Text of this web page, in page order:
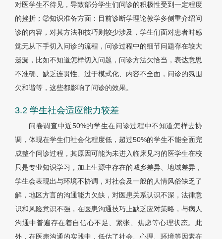
对医学生不待见，导致部分学生们问诊的积极性受到一定程度
的挫折；②知识准备方面：目前诊断学理论教学多侧重介绍问
诊的内容，对其方法和技巧则较少涉及，学生们面对患者时感
觉无从下手切入问诊的流程，问诊过程中的细节问题存在较大
遗漏，比如不知道怎样切入问题，问诊方法欠恰当，表达意思
不准确、缺乏连贯性、过于模式化、内容不全面，问诊的氛围
欠和谐等，这些都影响了问诊的效果。
3.2 学生社会适应能力较差
问卷调查中近50%的学生在问诊过程中不知道怎样去协
调，体现在学生们社会化程度低，超过50%的学生不能全面完
成整个问诊过程，其原因可能为未进入临床见习的医学生在校
只是专业知识学习，加上生源中存在的城乡差异、地域差异，
学生会表现出与环境不协调，对社会及一般的人情风俗缺乏了
解，地区方言的沟通能力欠缺，对医患关系认识不深，法律意
识和风险意识不强，在医患沟通技巧上缺乏应对策略，与病人
沟通中普遍存在着自信心不足、紧张、焦虑等心理状态。此
外，在医患沟通的实践中，低估了社会、心理、环境等因素在